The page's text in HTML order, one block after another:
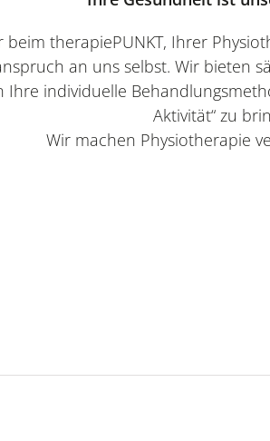
therapiePUNKT, Ihrer
an uns selbst. Wir bieten
Ihre individuelle
Aktivität“ zu
Wir machen Physiotherapie